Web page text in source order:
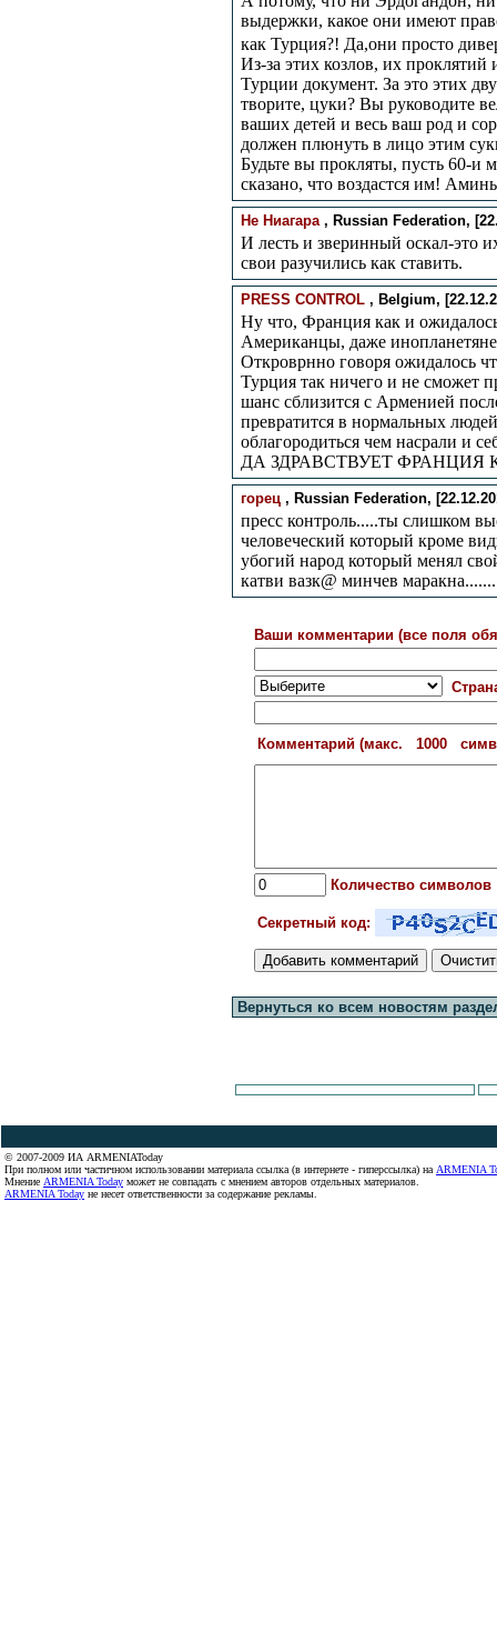
выдержки, какое они имеют
как Турция?! Да,они просто
Из-за этих козлов, их
Турции документ. За это этих
творите, цуки? Вы руководите
ваших детей и весь ваш род и
должен плюнуть в лицо этим
Будьте вы прокляты, пусть 60-и
сказано, что воздастся им!
Не Ниагара, Russian Federation,
И лесть и зверинный оскал-это
свои разучились как ставить.
PRESS CONTROL , Belgium,
Ну что, Франция как и
Американцы, даже
Откроврнно говоря ожидалось
Турция так ничего и не сможет
шанс сблизится с Арменией
превратится в нормальных
облагородиться чем насрали и
ДА ЗДРАВСТВУЕТ ФРАНЦИЯ
горец , Russian Federation,
пресс контроль.....ты слишком
человеческий который кроме
убогий народ который менял
катви вазк@ минчев
Ваши комментарии (все поля
Комментарий (макс. 1000
Количество символов
Секретный код:
Вернуться ко всем новостям
© 2007-2009 ИА ARMENIAToday
При полном или частичном использовании материала ссылка (в интернете - гиперссылка) на ARMENIA
Мнение ARMENIA Today может не совпадать с мнением авторов отдельных материалов.
ARMENIA Today не несет ответственности за содержание рекламы.